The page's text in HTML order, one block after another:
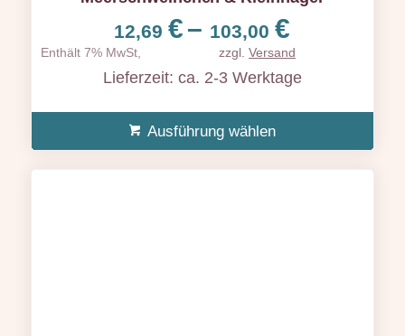
12,69€– 103,00€
12,69 €
bis
103,00 €
Enthält 7% MwSt, zzgl. Versand
Lieferzeit: ca. 2-3 Werktage
Ausführung wählen